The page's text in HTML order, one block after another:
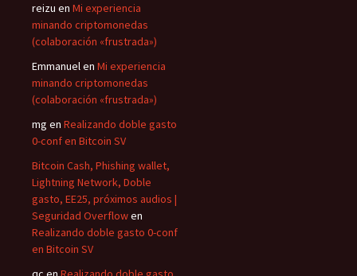
reizu en Mi experiencia
minando criptomonedas
(colaboración «frustrada»)
Emmanuelen Mi experiencia
minando criptomonedas
(colaboración «frustrada»)
mg en Realizando doble gasto
0-conf en Bitcoin SV
Bitcoin Cash, Phishing wallet,
Lightning Network, Doble
gasto, EE25, próximos audios |
Seguridad Overflowen
Realizando doble gasto 0-conf
en Bitcoin SV